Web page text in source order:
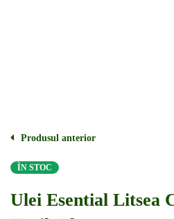
Produsul anterior
ÎN STOC
Ulei Esential Litsea